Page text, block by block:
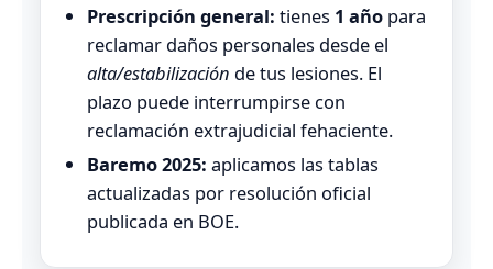
Prescripción general: tienes 1 año para
reclamar daños personales desde el
alta/estabilización de tus lesiones. El
plazo puede interrumpirse con
reclamación extrajudicial fehaciente.
Baremo 2025: aplicamos las tablas
actualizadas por resolución oficial
publicada en BOE.